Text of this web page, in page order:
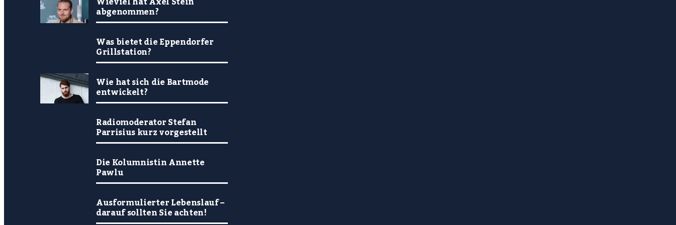
abgenommen?
Was bietet die Eppendorfer
Grillstation?
Wie hat sich die Bartmode
entwickelt?
Radiomoderator Stefan
Parrisius kurz vorgestellt
Die Kolumnistin Annette
Pawlu
Ausformulierter Lebenslauf –
darauf sollten Sie achten!